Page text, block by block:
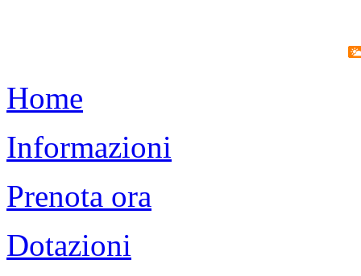
Home
Informazioni
Prenota ora
Dotazioni